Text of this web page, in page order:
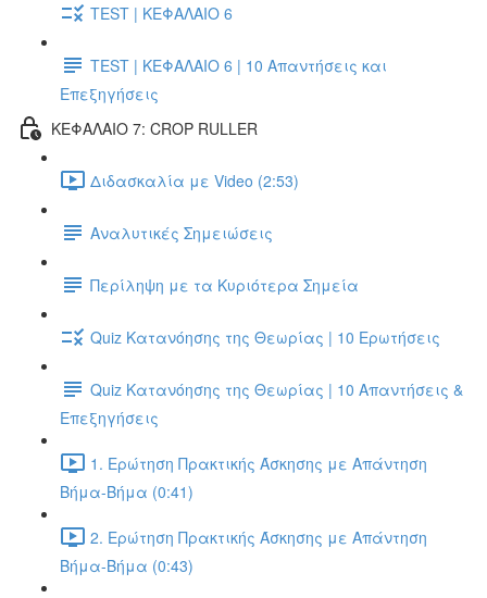
TEST | ΚΕΦΑΛΑΙΟ 6
TEST | ΚΕΦΑΛΑΙΟ 6 | 10 Απαντήσεις και
Επεξηγήσεις
ΚΕΦΑΛΑΙΟ 7: CROP RULLER
Διδασκαλία με Video (2:53)
Αναλυτικές Σημειώσεις
Περίληψη με τα Κυριότερα Σημεία
Quiz Κατανόησης της Θεωρίας | 10 Ερωτήσεις
Quiz Κατανόησης της Θεωρίας | 10 Απαντήσεις &
Επεξηγήσεις
1. Ερώτηση Πρακτικής Άσκησης με Απάντηση
Βήμα-Βήμα (0:41)
2. Ερώτηση Πρακτικής Άσκησης με Απάντηση
Βήμα-Βήμα (0:43)